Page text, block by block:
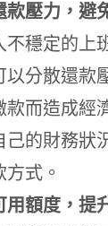
款壓力，避
不穩定的上
以分散還款
款而造成經
己的財務狀
方式。
用額度，提